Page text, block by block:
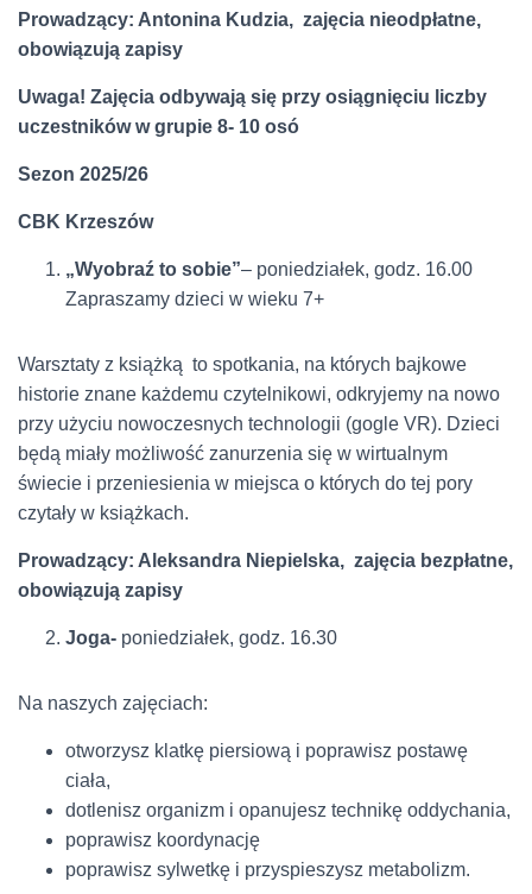
Prowadzący: Antonina Kudzia, zajęcia nieodpłatne,
obowiązują zapisy
Uwaga! Zajęcia odbywają się przy osiągnięciu liczby
uczestników w grupie 8- 10 osó
Sezon 2025/26
CBK Krzeszów
„Wyobraź to sobie”– poniedziałek, godz. 16.00
Zapraszamy dzieci w wieku 7+
Warsztaty z książką to spotkania, na których bajkowe
historie znane każdemu czytelnikowi, odkryjemy na nowo
przy użyciu nowoczesnych technologii (gogle VR). Dzieci
będą miały możliwość zanurzenia się w wirtualnym
świecie i przeniesienia w miejsca o których do tej pory
czytały w książkach.
Prowadzący: Aleksandra Niepielska, zajęcia bezpłatne,
obowiązują zapisy
Joga- poniedziałek, godz. 16.30
Na naszych zajęciach:
otworzysz klatkę piersiową i poprawisz postawę
ciała,
dotlenisz organizm i opanujesz technikę oddychania,
poprawisz koordynację
poprawisz sylwetkę i przyspieszysz metabolizm.